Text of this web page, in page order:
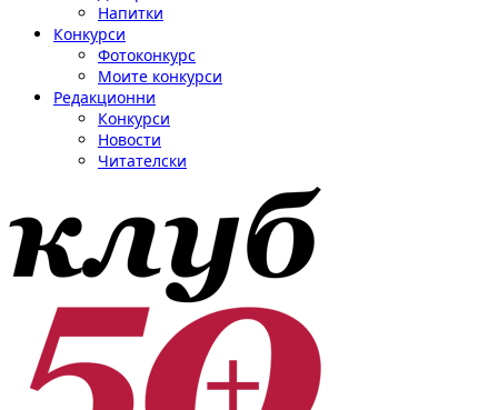
Напитки
Конкурси
Фотоконкурс
Моите конкурси
Редакционни
Конкурси
Новости
Читателски